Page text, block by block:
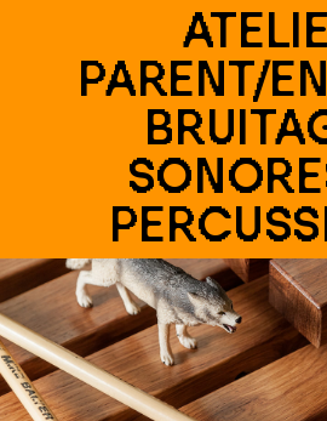
PARENT/